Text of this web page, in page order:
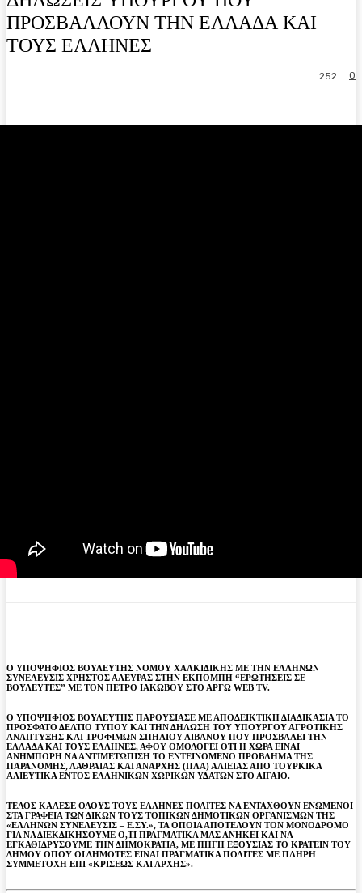
ΠΡΟΣΒΑΛΛΟΥΝ ΤΗΝ ΕΛΛΑΔΑ ΚΑΙ
ΤΟΥΣ ΕΛΛΗΝΕΣ
0
252
Ο ΥΠΟΨΗΦΙΟΣ ΒΟΥΛΕΥΤΗΣ ΝΟΜΟΥ ΧΑΛΚΙΔΙΚΗΣ ΜΕ ΤΗΝ ΕΛΛΗΝΩΝ
ΣΥΝΕΛΕΥΣΙΣ ΧΡΗΣΤΟΣ ΑΛΕΥΡΑΣ ΣΤΗΝ ΕΚΠΟΜΠΗ “ΕΡΩΤΗΣΕΙΣ ΣΕ
ΒΟΥΛΕΥΤΕΣ” ΜΕ ΤΟΝ ΠΕΤΡΟ ΙΑΚΩΒΟΥ ΣΤΟ ΑΡΓΩ WEB TV.
Ο ΥΠΟΨΗΦΙΟΣ ΒΟΥΛΕΥΤΗΣ ΠΑΡΟΥΣΙΑΣΕ ΜΕ ΑΠΟΔΕΙΚΤΙΚΗ ΔΙΑΔΙΚΑΣΙΑ ΤΟ
ΠΡΟΣΦΑΤΟ ΔΕΛΤΙΟ ΤΥΠΟΥ ΚΑΙ ΤΗΝ ΔΗΛΩΣΗ ΤΟΥ ΥΠΟΥΡΓΟΥ ΑΓΡΟΤΙΚΗΣ
ΑΝΑΠΤΥΞΗΣ ΚΑΙ ΤΡΟΦΙΜΩΝ ΣΠΗΛΙΟΥ ΛΙΒΑΝΟΥ ΠΟΥ ΠΡΟΣΒΑΛΕΙ ΤΗΝ
ΕΛΛΑΔΑ ΚΑΙ ΤΟΥΣ ΕΛΛΗΝΕΣ, ΑΦΟΥ ΟΜΟΛΟΓΕΙ ΟΤΙ Η ΧΩΡΑ ΕΙΝΑΙ
ΑΝΗΜΠΟΡΗ ΝΑ ΑΝΤΙΜΕΤΩΠΙΣΗ ΤΟ ΕΝΤΕΙΝΟΜΕΝΟ ΠΡΟΒΛΗΜΑ ΤΗΣ
ΠΑΡΑΝΟΜΗΣ, ΛΑΘΡΑΙΑΣ ΚΑΙ ΑΝΑΡΧΗΣ (ΠΛΑ) ΑΛΙΕΙΑΣ ΑΠΟ ΤΟΥΡΚΙΚΑ
ΑΛΙΕΥΤΙΚΑ ΕΝΤΟΣ ΕΛΛΗΝΙΚΩΝ ΧΩΡΙΚΩΝ ΥΔΑΤΩΝ ΣΤΟ ΑΙΓΑΙΟ.
ΤΕΛΟΣ ΚΑΛΕΣΕ ΟΛΟΥΣ ΤΟΥΣ ΕΛΛΗΝΕΣ ΠΟΛΙΤΕΣ ΝΑ ΕΝΤΑΧΘΟΥΝ ΕΝΩΜΕΝΟΙ
ΣΤΑ ΓΡΑΦΕΙΑ ΤΩΝ ΔΙΚΩΝ ΤΟΥΣ ΤΟΠΙΚΩΝ ΔΗΜΟΤΙΚΩΝ ΟΡΓΑΝΙΣΜΩΝ ΤΗΣ
«ΕΛΛΗΝΩΝ ΣΥΝΕΛΕΥΣΙΣ – Ε.ΣΥ.», ΤΑ ΟΠΟΙΑ ΑΠΟΤΕΛΟΥΝ ΤΟΝ ΜΟΝΟΔΡΟΜΟ
ΓΙΑ ΝΑ ΔΙΕΚΔΙΚΗΣΟΥΜΕ Ο,ΤΙ ΠΡΑΓΜΑΤΙΚΑ ΜΑΣ ΑΝΗΚΕΙ ΚΑΙ ΝΑ
ΕΓΚΑΘΙΔΡΥΣΟΥΜΕ ΤΗΝ ΔΗΜΟΚΡΑΤΙΑ, ΜΕ ΠΗΓΗ ΕΞΟΥΣΙΑΣ ΤΟ ΚΡΑΤΕΙΝ ΤΟΥ
ΔΗΜΟΥ ΟΠΟΥ ΟΙ ΔΗΜΟΤΕΣ ΕΙΝΑΙ ΠΡΑΓΜΑΤΙΚΑ ΠΟΛΙΤΕΣ ΜΕ ΠΛΗΡΗ
ΣΥΜΜΕΤΟΧΗ ΕΠΙ «ΚΡΙΣΕΩΣ ΚΑΙ ΑΡΧΗΣ».